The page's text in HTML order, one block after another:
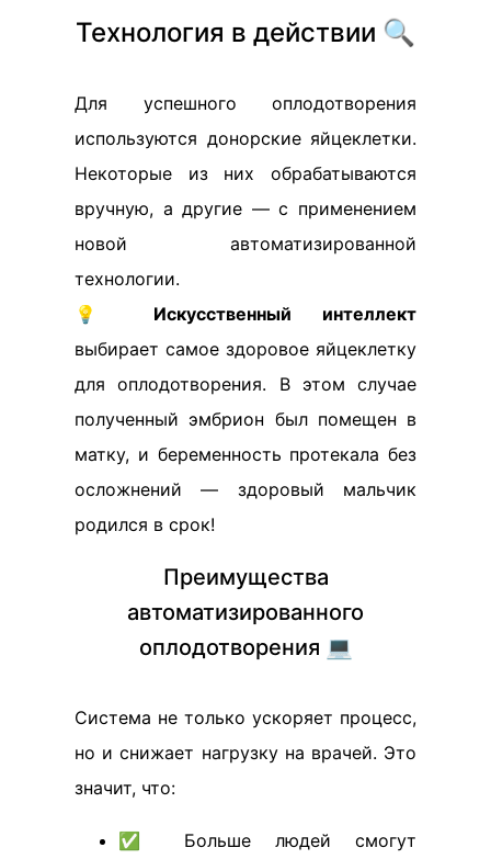
Технология в действии 🔍
Для успешного оплодотворения
используются донорские яйцеклетки.
Некоторые из них обрабатываются
вручную, а другие — с применением
новой автоматизированной
технологии.
💡 Искусственный интеллект
выбирает самое здоровое яйцеклетку
для оплодотворения. В этом случае
полученный эмбрион был помещен в
матку, и беременность протекала без
осложнений — здоровый мальчик
родился в срок!
Преимущества
автоматизированного
оплодотворения 💻
Система не только ускоряет процесс,
но и снижает нагрузку на врачей. Это
значит, что:
✅ Больше людей смогут